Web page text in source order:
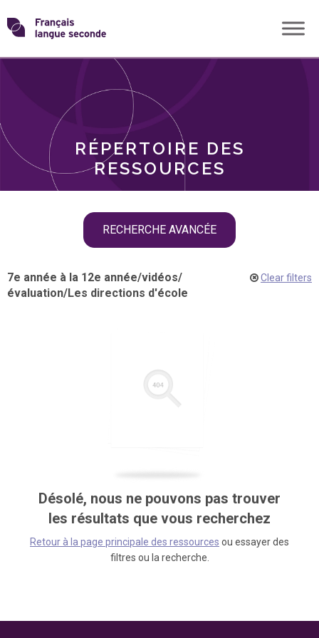
Skip
toTransformons
langue
RÉPERTOIRE DES
RESSOURCES
RECHERCHE AVANCÉE
THÈMES
7e année à la 12e année/vidéos/
évaluation/Les directions d'école
Clear filters
Désolé, nous ne pouvons pas trouver
les résultats que vous recherchez
Retour à la page principale des ressources ou essayer des
filtres ou la recherche.